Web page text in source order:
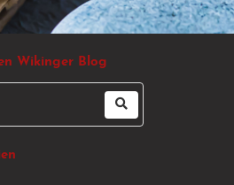
Wikinger Blog